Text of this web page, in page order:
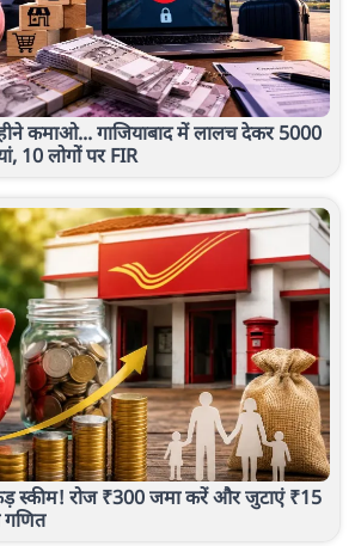
कमाओ... गाजियाबाद में लालच देकर 5000
10 लोगों पर FIR
रोज ₹300 जमा करें और जुटाएं ₹15
गणित